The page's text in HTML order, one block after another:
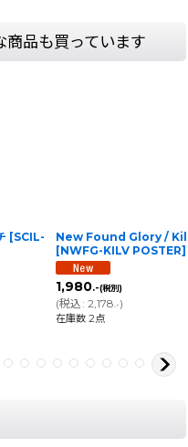
商品も買っています
[SCIL-
New Found Glory /
[NWFG-KILV POSTER]
1,980.-(税別)
(税込: 2,178 .-)
在庫数 2点